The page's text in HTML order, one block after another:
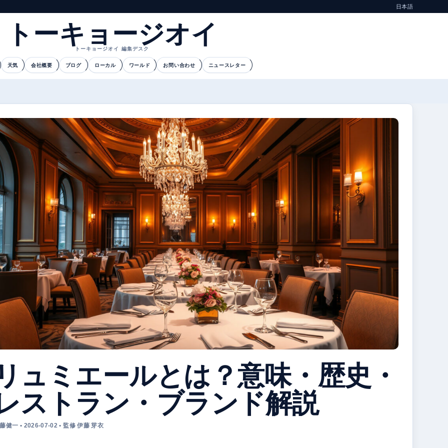
日本語
トーキョージオイ
トーキョージオイ 編集デスク
天気 会社概要 ブログ ローカル ワールド お問い合わせ ニュースレター
ュミエールとは？意味・歴史・
ストラン・ブランド解説
健一 • 2026-07-02 • 監修 伊藤 芽衣